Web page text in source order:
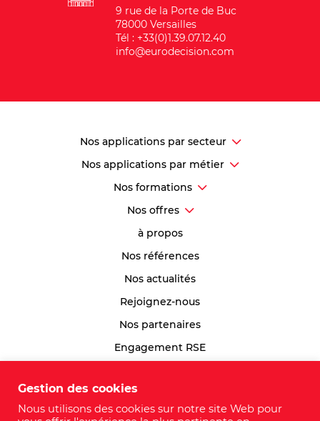
9 rue de la Porte de Buc
78000 Versailles
Tél : +33(0)1.39.07.12.40
info@eurodecision.com
Nos applications par secteur
Nos applications par métier
Nos formations
Nos offres
à propos
Nos références
Nos actualités
Rejoignez-nous
Nos partenaires
Engagement RSE
Plan du site
Gestion des cookies
Nous utilisons des cookies sur notre site Web pour